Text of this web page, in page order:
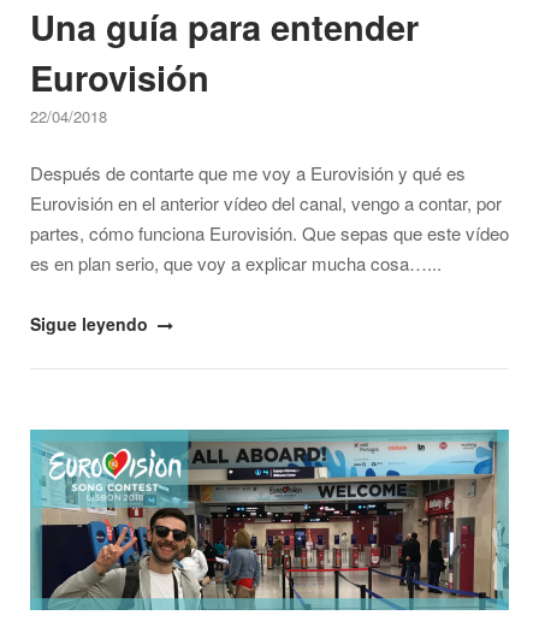
Una guía para entender
Eurovisión
22/04/2018
Después de contarte que me voy a Eurovisión y qué es
Eurovisión en el anterior vídeo del canal, vengo a contar, por
partes, cómo funciona Eurovisión. Que sepas que este vídeo
es en plan serio, que voy a explicar mucha cosa…...
"Una
Eurovisión"
Sigue leyendo
Open post